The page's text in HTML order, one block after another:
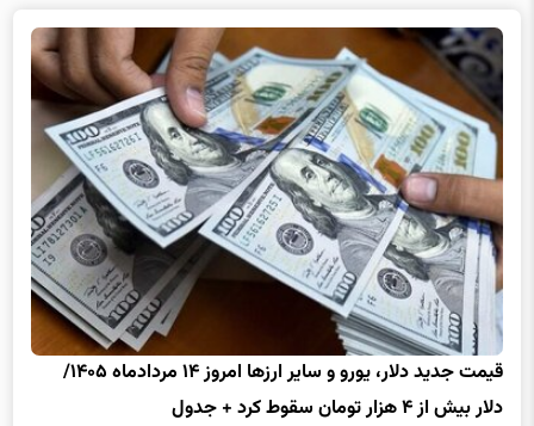
قیمت جدید دلار، یورو و سایر ارزها امروز ۱۴ مردادماه ۱۴۰۵/
دلار بیش از ۴ هزار تومان سقوط کرد + جدول